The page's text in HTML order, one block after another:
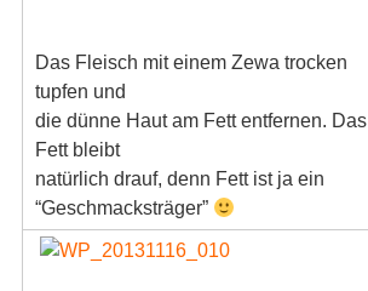
Das Fleisch mit einem Zewa trocken
tupfen und
die dünne Haut am Fett entfernen. Das
Fett bleibt
natürlich drauf, denn Fett ist ja ein
“Geschmacksträger”